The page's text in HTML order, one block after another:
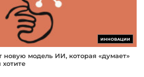
ИННОВАЦИИ
новую модель ИИ, которая «думает»
хотите